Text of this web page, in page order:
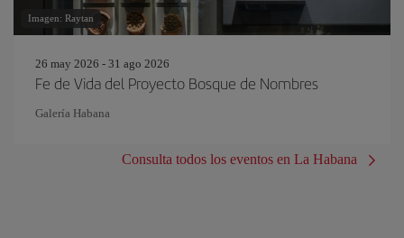
Imagen: Raytan
26 may 2026 - 31 ago 2026
Fe de Vida del Proyecto Bosque de Nombres
Galería Habana
Consulta todos los eventos en La Habana